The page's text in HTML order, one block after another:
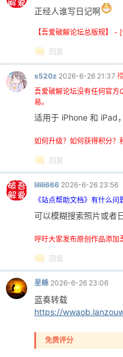
正经人谁写日记啊
【吾爱破解论坛总版规】 -
回复
s520z 2026-6-26 21:37
吾爱破解论坛没有任何官方
易。
适用于 iPhone 和 iPad
如何升级？如何获得积分？
回复
lilili666 2026-6-26 23:56
《站点帮助文档》有什么
可以模糊搜索照片或者
呼吁大家发布原创作品添加
回复
星峰 2026-6-26 23:06
蓝奏转载
https://
免费评分